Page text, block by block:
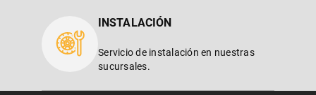
INSTALACIÓN
Servicio de instalación en nuestras
sucursales.